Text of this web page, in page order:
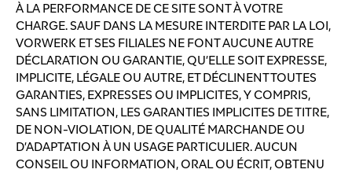
À LA PERFORMANCE DE CE SITE SONT À VOTRE
CHARGE. SAUF DANS LA MESURE INTERDITE PAR LA LOI,
VORWERK ET SES FILIALES NE FONT AUCUNE AUTRE
DÉCLARATION OU GARANTIE, QU’ELLE SOIT EXPRESSE,
IMPLICITE, LÉGALE OU AUTRE, ET DÉCLINENT TOUTES
GARANTIES, EXPRESSES OU IMPLICITES, Y COMPRIS,
SANS LIMITATION, LES GARANTIES IMPLICITES DE TITRE,
DE NON-VIOLATION, DE QUALITÉ MARCHANDE OU
D’ADAPTATION À UN USAGE PARTICULIER. AUCUN
CONSEIL OU INFORMATION, ORAL OU ÉCRIT, OBTENU